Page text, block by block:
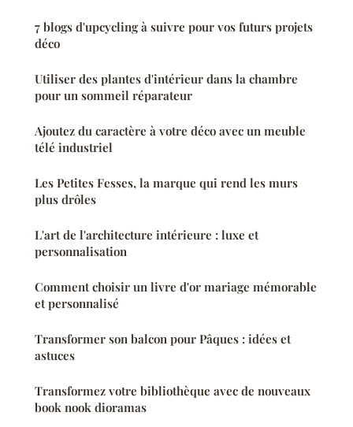
7 blogs d'upcycling à suivre pour vos futurs projets
déco
Utiliser des plantes d'intérieur dans la chambre
pour un sommeil réparateur
Ajoutez du caractère à votre déco avec un meuble
télé industriel
Les Petites Fesses, la marque qui rend les murs
plus drôles
L'art de l'architecture intérieure : luxe et
personnalisation
Comment choisir un livre d'or mariage mémorable
et personnalisé
Transformer son balcon pour Pâques : idées et
astuces
Transformez votre bibliothèque avec de nouveaux
book nook dioramas